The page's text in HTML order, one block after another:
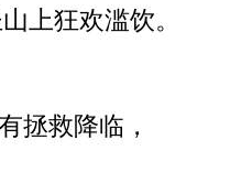
上狂欢滥饮。
拯救降临，